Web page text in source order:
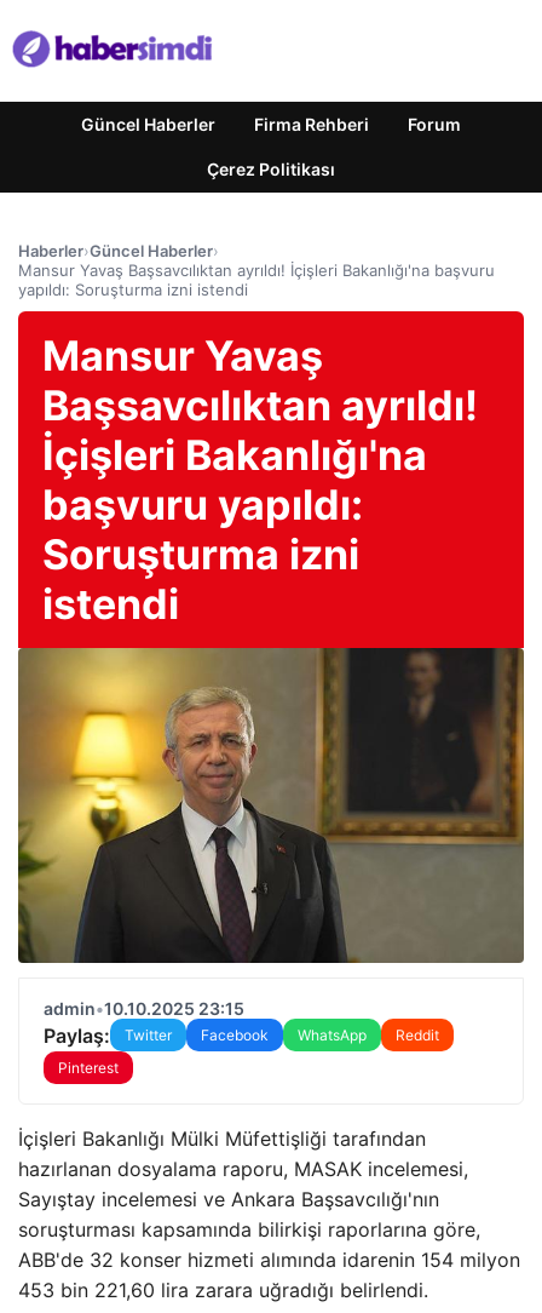
Güncel Haberler Firma Rehberi Forum
Çerez Politikası
Haberler›Güncel Haberler›
Mansur Yavaş Başsavcılıktan ayrıldı! İçişleri Bakanlığı'na başvuru
yapıldı: Soruşturma izni istendi
Mansur Yavaş
Başsavcılıktan ayrıldı!
İçişleri Bakanlığı'na
başvuru yapıldı:
Soruşturma izni
istendi
admin•10.10.2025 23:15
Paylaş: Twitter Facebook WhatsApp
Reddit
Pinterest
İçişleri Bakanlığı Mülki Müfettişliği tarafından
hazırlanan dosyalama raporu, MASAK incelemesi,
Sayıştay incelemesi ve Ankara Başsavcılığı'nın
soruşturması kapsamında bilirkişi raporlarına göre,
ABB'de 32 konser hizmeti alımında idarenin 154 milyon
453 bin 221,60 lira zarara uğradığı belirlendi.